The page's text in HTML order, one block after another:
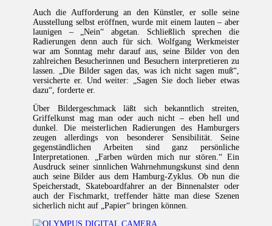
Auch die Aufforderung an den Künstler, er solle seine
Ausstellung selbst eröffnen, wurde mit einem lauten – aber
launigen – „Nein“ abgetan. Schließlich sprechen die
Radierungen denn auch für sich. Wolfgang Werkmeister
war am Sonntag mehr darauf aus, seine Bilder von den
zahlreichen Besucherinnen und Besuchern interpretieren zu
lassen. „Die Bilder sagen das, was ich nicht sagen muß“,
versicherte er. Und weiter: „Sagen Sie doch lieber etwas
dazu“, forderte er.
Über Bildergeschmack läßt sich bekanntlich streiten,
Griffelkunst mag man oder auch nicht – eben hell und
dunkel. Die meisterlichen Radierungen des Hamburgers
zeugen allerdings von besonderer Sensibilität. Seine
gegenständlichen Arbeiten sind ganz persönliche
Interpretationen. „Farben würden mich nur stören.“ Ein
Ausdruck seiner sinnlichen Wahrnehmungskunst sind denn
auch seine Bilder aus dem Hamburg-Zyklus. Ob nun die
Speicherstadt, Skateboardfahrer an der Binnenalster oder
auch der Fischmarkt, treffender hätte man diese Szenen
sicherlich nicht auf „Papier“ bringen können.